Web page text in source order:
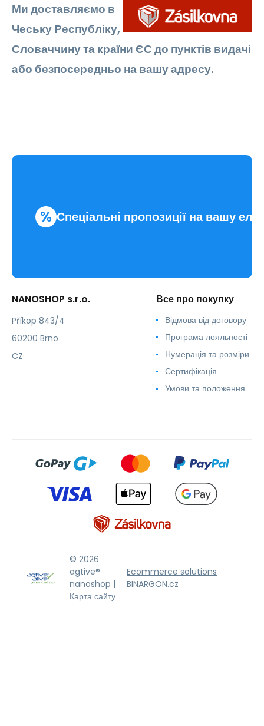
Ми доставляємо в
Чеську Республіку,
Словаччину та країни ЄС до пунктів видачі
або безпосередньо на вашу адресу.
% Спеціальні пропозиції на вашу
NANOSHOP s.r.o.
Příkop 843/4
60200 Brno
CZ
Все про покупку
Відмова від договору
Програма лояльності
Нумерація та розміри
Сертифікація
Умови та положення
© 2026
agtive®
nanoshop |
Карта сайту
Ecommerce solutions
BINARGON.cz